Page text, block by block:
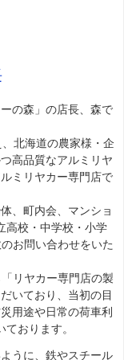
の森」の店長、森で
北海道の農家様・企
高品質なアルミリヤ
ミリヤカー専門店で
、町内会、マンショ
高校・中学校・小学
お問い合わせをいた
リヤカー専門店の製
いており、当初の目
用途や日常の荷車利
おります。
うに、鉄やスチール